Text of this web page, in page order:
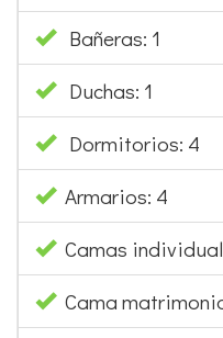
Bañeras: 1
Duchas: 1
Dormitorios: 4
Armarios: 4
Camas
Cama matrimonio